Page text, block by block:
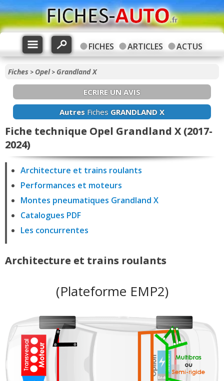
FICHES ARTICLES ACTUS
Fiches > Opel> Grandland X
ECRIRE UN AVIS
Autres Fiches GRANDLAND X
Fiche technique Opel Grandland X (2017-
2024)
Architecture et trains roulants
Performances et moteurs
Montes pneumatiques Grandland X
Catalogues PDF
Les concurrentes
Architecture et trains roulants
(Plateforme EMP2)